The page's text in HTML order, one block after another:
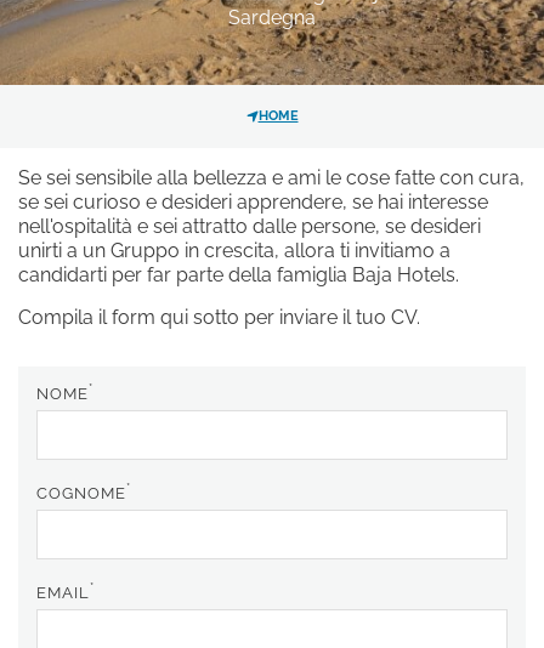
Ho letto e accettato l'
Acconsento al trattamento dei
materiale promozionale.
GALLERY
Hotel La Bisaccia
Grand Relais dei Nuraghi
Residence I Cormorani Alti
BAJA LIVING APARTMENT
Sardegna
HOME
Se sei sensibile alla bellezza e ami le cose fatte con cura,
se sei curioso e desideri apprendere, se hai interesse
nell'ospitalità e sei attratto dalle persone, se desideri
unirti a un Gruppo in crescita, allora ti invitiamo a
candidarti per far parte della famiglia Baja Hotels.
Compila il form qui sotto per inviare il tuo CV.
NOME*
COGNOME*
EMAIL*